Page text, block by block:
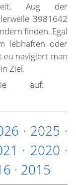
Aug der
3981642
finden. Egal
lebhaften oder
navigiert man
Ziel.
auf:
· 2025 ·
· 2020 ·
· 2015